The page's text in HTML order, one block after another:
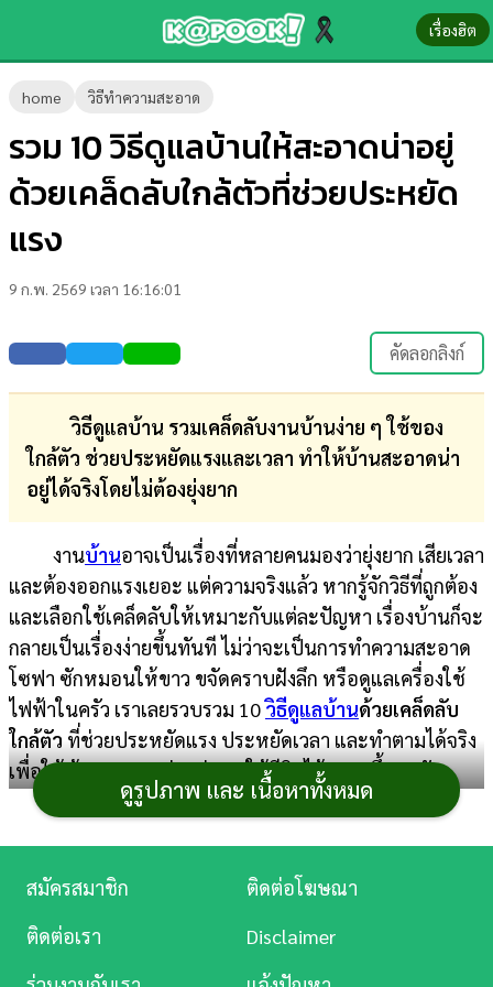
เรื่องฮิต
home วิธีทำความสะอาด
รวม 10 วิธีดูแลบ้านให้สะอาดน่าอยู่
ด้วยเคล็ดลับใกล้ตัวที่ช่วยประหยัด
แรง
9 ก.พ. 2569 เวลา 16:16:01
คัดลอกลิงก์
วิธีดูแลบ้าน รวมเคล็ดลับงานบ้านง่าย ๆ ใช้ของ
ใกล้ตัว ช่วยประหยัดแรงและเวลา ทำให้บ้านสะอาดน่า
อยู่ได้จริงโดยไม่ต้องยุ่งยาก
งานบ้านอาจเป็นเรื่องที่หลายคนมองว่ายุ่งยาก เสียเวลา
และต้องออกแรงเยอะ แต่ความจริงแล้ว หากรู้จักวิธีที่ถูกต้อง
และเลือกใช้เคล็ดลับให้เหมาะกับแต่ละปัญหา เรื่องบ้านก็จะ
กลายเป็นเรื่องง่ายขึ้นทันที ไม่ว่าจะเป็นการทำความสะอาด
โซฟา ซักหมอนให้ขาว ขจัดคราบฝังลึก หรือดูแลเครื่องใช้
ไฟฟ้าในครัว เราเลยรวบรวม 10วิธีดูแลบ้านด้วยเคล็ดลับ
ใกล้ตัว ที่ช่วยประหยัดแรง ประหยัดเวลา และทำตามได้จริง
เพื่อให้บ้านสะอาด น่าอยู่ และใช้ชีวิตได้สบายขึ้นทุกวัน
ดูรูปภาพ และ เนื้อหาทั้งหมด
ข่าว-
ความ
รู้
บันเทิง
ตรวจ
หวย
บอล
สด
เงิน
การ
ศึกษา
บันเทิง
ดู
หนัง
สมัครสมาชิก
ติดต่อโฆษณา
ติดต่อเรา
Disclaimer